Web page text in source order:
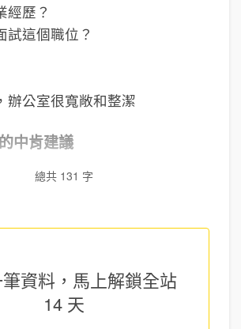
經歷？
試這個職位？
辦公室很寬敞和整潔
中肯建議
總共 131 字
資料，馬上解鎖全站
14 天